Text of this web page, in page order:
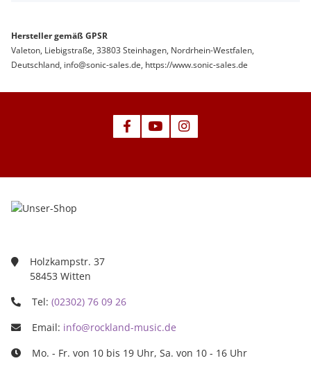
Hersteller gemäß GPSR
Valeton, Liebigstraße, 33803 Steinhagen, Nordrhein-Westfalen,
Deutschland, info@sonic-sales.de, https://www.sonic-sales.de
Holzkampstr. 37
58453 Witten
Tel: (02302) 76 09 26
Email: info@rockland-music.de
Mo. - Fr. von 10 bis 19 Uhr, Sa. von 10 - 16 Uhr